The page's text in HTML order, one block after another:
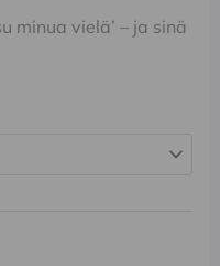
minua vielä’ – ja sinä